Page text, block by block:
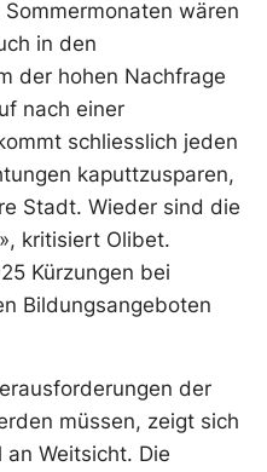
wären
in den
der hohen Nachfrage
nach einer
schliesslich jeden
kaputtzusparen,
Stadt. Wieder sind die
kritisiert Olibet.
Kürzungen bei
Bildungsangeboten
der
müssen, zeigt sich
Weitsicht. Die